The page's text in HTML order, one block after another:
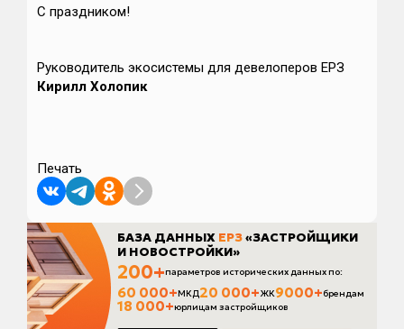
С праздником!
Руководитель экосистемы для девелоперов ЕРЗ
Кирилл Холопик
Печать